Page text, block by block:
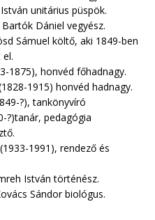
unitárius püspök.
Dániel vegyész.
Sámuel költő, aki 1849-ben
1875), honvéd főhadnagy.
1915) honvéd hadnagy.
?), tankönyvíró
?)tanár, pedagógia
1991), rendező és
István történész.
Sándor biológus.